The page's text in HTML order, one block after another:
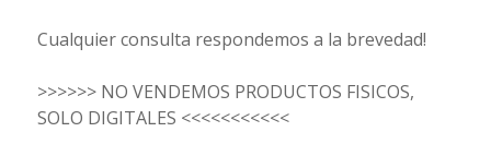
Cualquier consulta respondemos a la brevedad!
>>>>>> NO VENDEMOS PRODUCTOS FISICOS,
SOLO DIGITALES <<<<<<<<<<<